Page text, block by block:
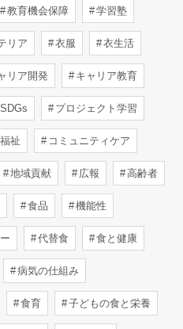
教育機会保障 学習塾
リア 衣服 衣生活
リア開発 キャリア教育
プロジェクト学習
祉 コミュニティケア
地域貢献 広報 高齢者
食品 機能性
代替食 食と健康
病気の仕組み
食育 子どもの食と栄養